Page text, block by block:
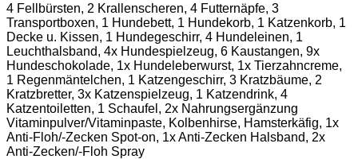
4 Fellbürsten, 2 Krallenscheren, 4 Futternäpfe, 3
Transportboxen, 1 Hundebett, 1 Hundekorb, 1 Katzenkorb, 1
Decke u. Kissen, 1 Hundegeschirr, 4 Hundeleinen, 1
Leuchthalsband, 4x Hundespielzeug, 6 Kaustangen, 9x
Hundeschokolade, 1x Hundeleberwurst, 1x Tierzahncreme,
1 Regenmäntelchen, 1 Katzengeschirr, 3 Kratzbäume, 2
Kratzbretter, 3x Katzenspielzeug, 1 Katzendrink, 4
Katzentoiletten, 1 Schaufel, 2x Nahrungsergänzung
Vitaminpulver/Vitaminpaste, Kolbenhirse, Hamsterkäfig, 1x
Anti-Floh/-Zecken Spot-on, 1x Anti-Zecken Halsband, 2x
Anti-Zecken/-Floh Spray